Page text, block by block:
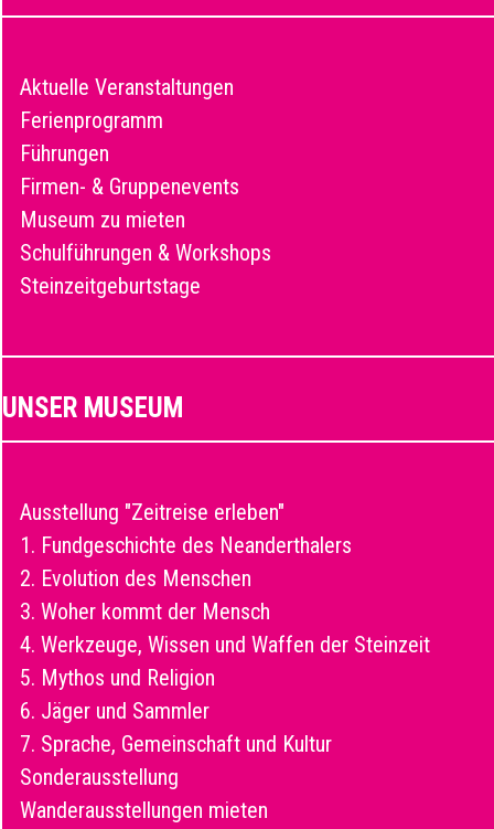
Aktuelle Veranstaltungen
Ferienprogramm
Führungen
Firmen- & Gruppenevents
Museum zu mieten
Schulführungen & Workshops
Steinzeitgeburtstage
UNSER MUSEUM
Ausstellung "Zeitreise erleben"
1. Fundgeschichte des Neanderthalers
2. Evolution des Menschen
3. Woher kommt der Mensch
4. Werkzeuge, Wissen und Waffen der Steinzeit
5. Mythos und Religion
6. Jäger und Sammler
7. Sprache, Gemeinschaft und Kultur
Sonderausstellung
Wanderausstellungen mieten